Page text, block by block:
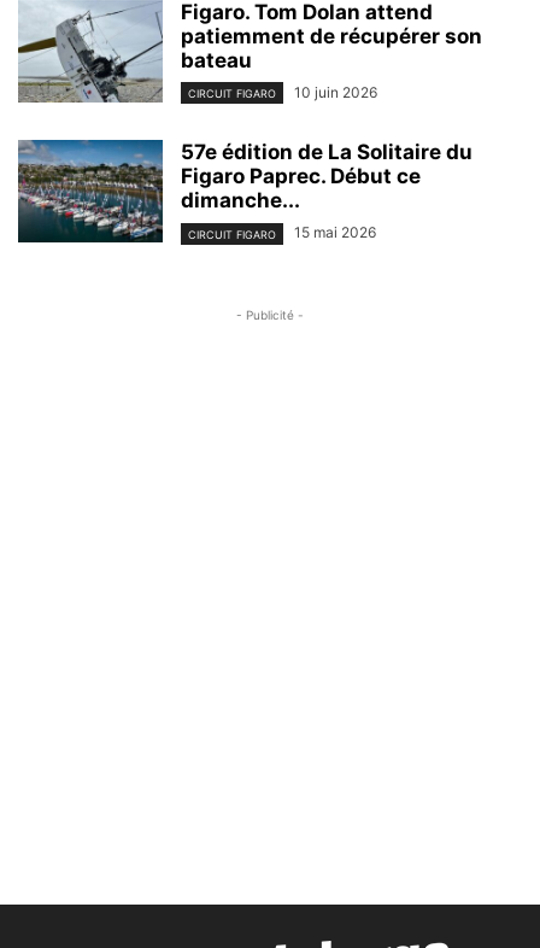
Figaro. Tom Dolan attend
patiemment de récupérer son
bateau
CIRCUIT FIGARO 10 juin 2026
57e édition de La Solitaire du
Figaro Paprec. Début ce
dimanche...
CIRCUIT FIGARO 15 mai 2026
- Publicité -